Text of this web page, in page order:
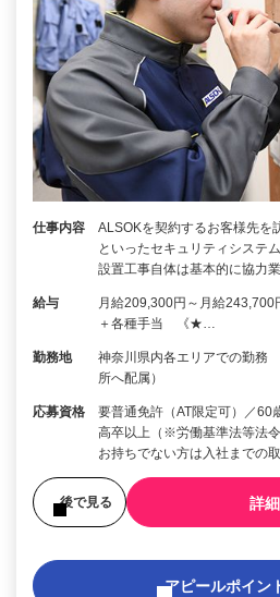
仕事内容
ALSOKを契約するお客様先を
といったセキュリティシステ
設置工事自体は基本的に協力
給与
月給209,300円～月給243,700
＋各種手当 《★…
勤務地
神奈川県内各エリアでの勤務
所へ配属）
応募資格
要普通免許（AT限定可）／60
高卒以上（※労働基準法等法
お持ちでない方は入社までの
後で見る 詳
アピールポイン